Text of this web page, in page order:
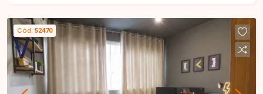
conta com sala ampla integrada à cozinha
americana com armários planejados, 2 quartos,
sendo 1 suíte com armário planejado, banheiro
social, cozinha, área de serviço localizada na
sacada com armários e 1 vaga de garagem. Os
Cód. 52470